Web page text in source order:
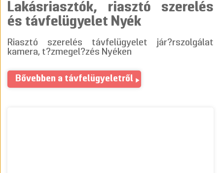
Lakásriasztók, riasztó szerelés
és távfelügyelet Nyék
Riasztó szerelés távfelügyelet jár?rszolgálat
kamera, t?zmegel?zés Nyéken
Bővebben a távfelügyeletről